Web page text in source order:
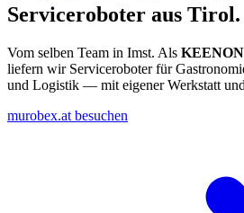
Serviceroboter aus Tirol.
Vom selben Team in Imst. Als
liefern wir Serviceroboter für
und Logistik — mit eigener Werkstatt
murobex.at besuchen